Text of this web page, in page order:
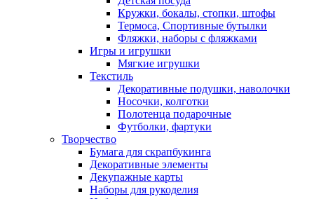
Кружки, бокалы, стопки, штофы
Термоса, Спортивные бутылки
Фляжки, наборы с фляжками
Игры и игрушки
Мягкие игрушки
Текстиль
Декоративные подушки, наволочки
Носочки, колготки
Полотенца подарочные
Футболки, фартуки
Творчество
Бумага для скрапбукинга
Декоративные элементы
Декупажные карты
Наборы для рукоделия